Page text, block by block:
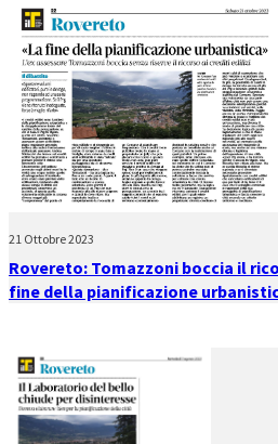
21 Ottobre 2023
Rovereto: Tomazzoni boccia il
fine della pianificazione